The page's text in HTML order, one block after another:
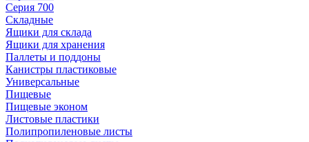
Серия 700
Складные
Ящики для склада
Ящики для хранения
Паллеты и поддоны
Канистры пластиковые
Универсальные
Пищевые
Пищевые эконом
Листовые пластики
Полипропиленовые листы